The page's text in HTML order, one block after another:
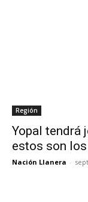
Región
Yopal tendrá
estos son
Nación Llanera -